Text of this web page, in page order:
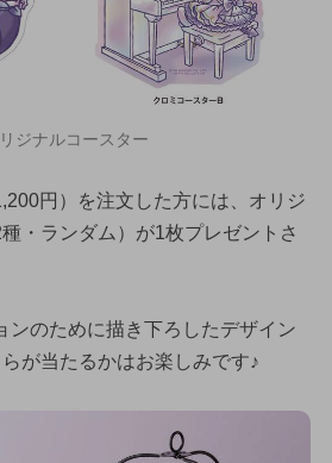
ジナルコースター
円）を注文した方には、オリジ
・ランダム）が1枚プレゼントさ
ンのために描き下ろしたデザイン
が当たるかはお楽しみです♪